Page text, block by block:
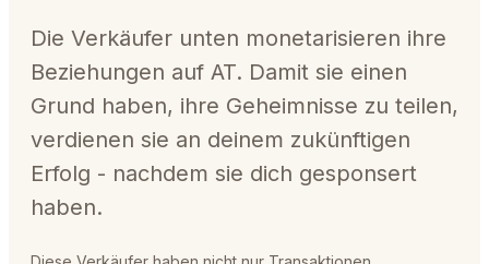
Die Verkäufer unten monetarisieren ihre
Beziehungen auf AT. Damit sie einen
Grund haben, ihre Geheimnisse zu teilen,
verdienen sie an deinem zukünftigen
Erfolg - nachdem sie dich gesponsert
haben.